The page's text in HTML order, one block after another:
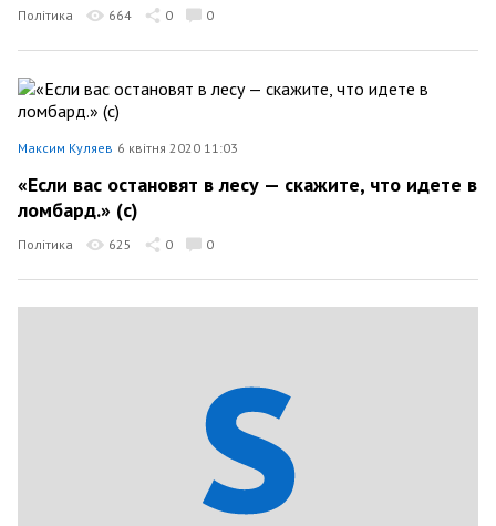
Політика 664 0 0
Максим Куляев 6 квітня 2020 11:03
«Если вас остановят в лесу — скажите, что идете в
ломбард.» (с)
Політика 625 0 0